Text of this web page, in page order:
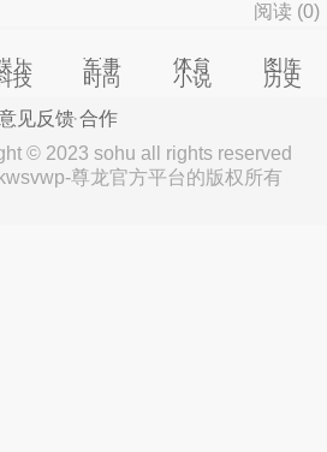
阅读 (0)
乐 军事 体育 图库
技 时尚 小说
历史
见反馈 合作
© 2023 sohu all rights reserved
尊龙官方平台的版权所有